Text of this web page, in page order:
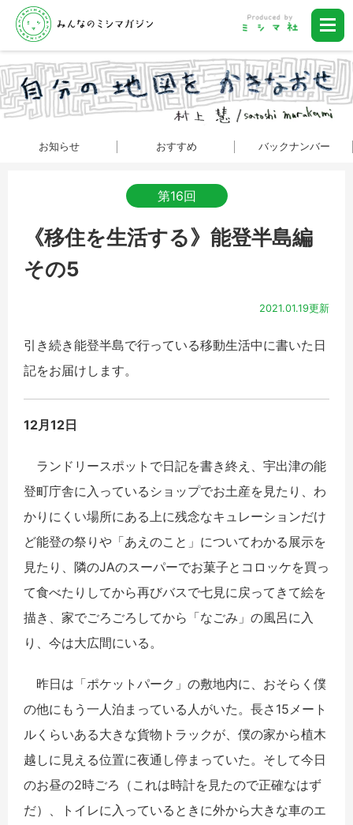
お知らせ おすすめ バックナンバー
第16回
《移住を生活する》能登半島編
その5
2021.01.19更新
引き続き能登半島で行っている移動生活中に書いた日
記をお届けします。
12月12日
ランドリースポットで日記を書き終え、宇出津の能
登町庁舎に入っているショップでお土産を見たり、わ
かりにくい場所にある上に残念なキュレーションだけ
ど能登の祭りや「あえのこと」についてわかる展示を
見たり、隣のJAのスーパーでお菓子とコロッケを買っ
て食べたりしてから再びバスで七見に戻ってきて絵を
描き、家でごろごろしてから「なごみ」の風呂に入
り、今は大広間にいる。
昨日は「ポケットパーク」の敷地内に、おそらく僕
の他にもう一人泊まっている人がいた。長さ15メート
ルくらいある大きな貨物トラックが、僕の家から植木
越しに見える位置に夜通し停まっていた。そして今日
のお昼の2時ごろ（これは時計を見たので正確なはず
だ）、トイレに入っているときに外から大きな車のエ